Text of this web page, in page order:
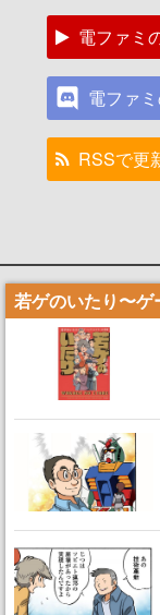
電ファミ
電ファ
RSSで更